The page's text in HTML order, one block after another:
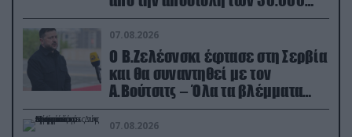
που έφτασαν στη Ρωσία (βίντεο)
07.08.2026
Ο Β.Ζελέσνσκι έφτασε στη Σερβία
και θα συναντηθεί με τον
Α.Βούτσιτς – Όλα τα βλέμματα
στις σχέσεις με τη Ρωσία
07.08.2026